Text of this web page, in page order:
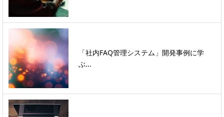
「社内FAQ管理システム」開発事例に学
ぶ...